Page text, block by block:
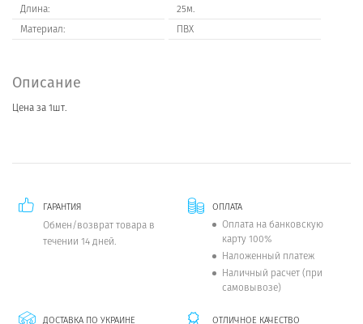
Длина:
25м.
Материал:
ПВХ
Описание
Цена за 1шт.
ГАРАНТИЯ
Обмен/возврат товара в
течении 14 дней.
ОПЛАТА
Оплата на банковскую
карту 100%
Наложенный платеж
Наличный расчет (при
самовывозе)
ДОСТАВКА ПО УКРАИНЕ ОТЛИЧНОЕ КАЧЕСТВО